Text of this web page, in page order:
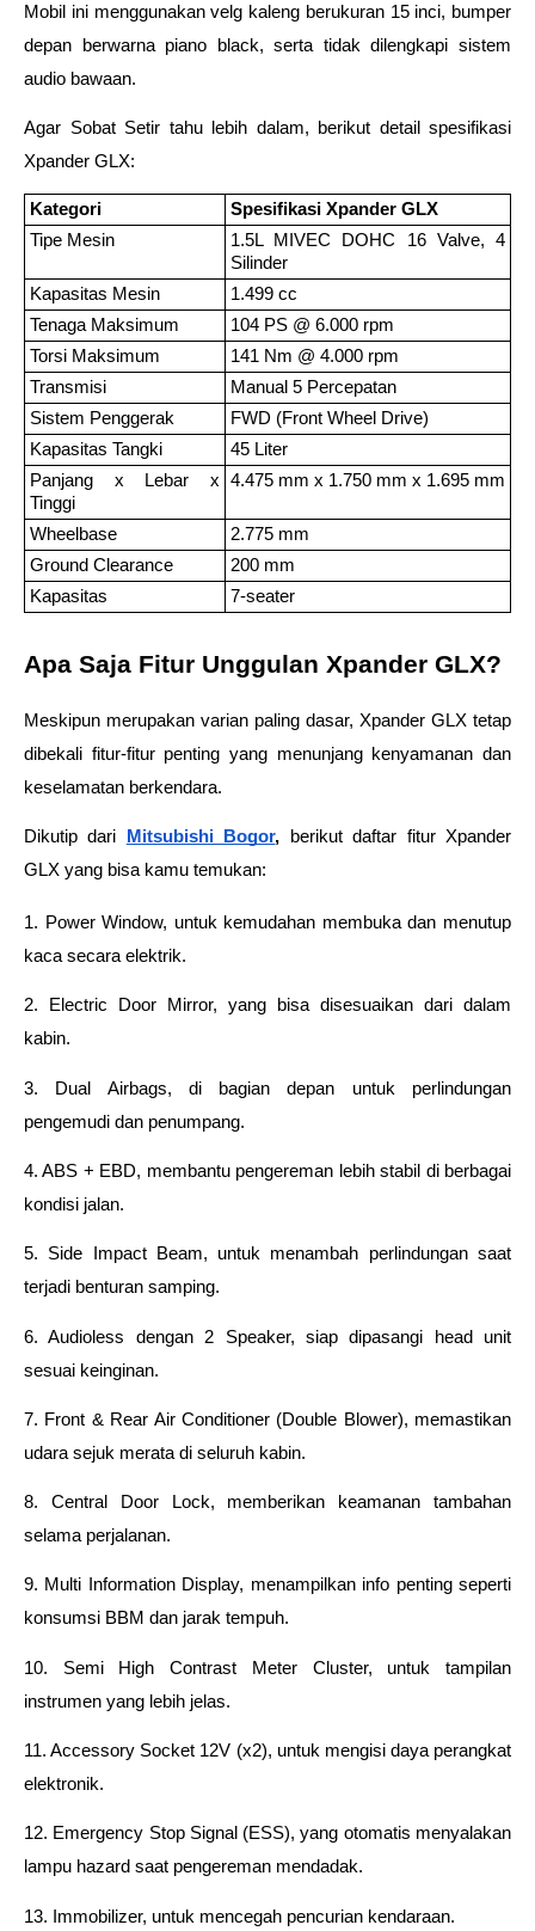
Mobil ini menggunakan velg kaleng berukuran 15 inci, bumper
depan berwarna piano black, serta tidak dilengkapi sistem
audio bawaan.
Agar Sobat Setir tahu lebih dalam, berikut detail spesifikasi
Xpander GLX:
Kategori
Spesifikasi Xpander GLX
Tipe Mesin
1.5L MIVEC DOHC 16 Valve, 4
Silinder
Kapasitas Mesin
1.499 cc
Tenaga Maksimum
104 PS @ 6.000 rpm
Torsi Maksimum
141 Nm @ 4.000 rpm
Transmisi
Manual 5 Percepatan
Sistem Penggerak
FWD (Front Wheel Drive)
Kapasitas Tangki
45 Liter
Panjang x Lebar x
Tinggi
4.475 mm x 1.750 mm x 1.695 mm
Wheelbase
2.775 mm
Ground Clearance
200 mm
Kapasitas
7-seater
Apa Saja Fitur Unggulan Xpander GLX?
Meskipun merupakan varian paling dasar, Xpander GLX tetap
dibekali fitur-fitur penting yang menunjang kenyamanan dan
keselamatan berkendara.
Dikutip dari Mitsubishi Bogor, berikut daftar fitur Xpander
GLX yang bisa kamu temukan:
1. Power Window, untuk kemudahan membuka dan menutup
kaca secara elektrik.
2. Electric Door Mirror, yang bisa disesuaikan dari dalam
kabin.
3. Dual Airbags, di bagian depan untuk perlindungan
pengemudi dan penumpang.
4. ABS + EBD, membantu pengereman lebih stabil di berbagai
kondisi jalan.
5. Side Impact Beam, untuk menambah perlindungan saat
terjadi benturan samping.
6. Audioless dengan 2 Speaker, siap dipasangi head unit
sesuai keinginan.
7. Front & Rear Air Conditioner (Double Blower), memastikan
udara sejuk merata di seluruh kabin.
8. Central Door Lock, memberikan keamanan tambahan
selama perjalanan.
9. Multi Information Display, menampilkan info penting seperti
konsumsi BBM dan jarak tempuh.
10. Semi High Contrast Meter Cluster, untuk tampilan
instrumen yang lebih jelas.
11. Accessory Socket 12V (x2), untuk mengisi daya perangkat
elektronik.
12. Emergency Stop Signal (ESS), yang otomatis menyalakan
lampu hazard saat pengereman mendadak.
13. Immobilizer, untuk mencegah pencurian kendaraan.